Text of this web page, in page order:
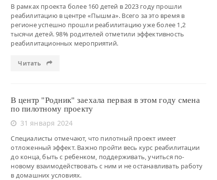
В рамках проекта более 160 детей в 2023 году прошли
реабилитацию в центре «Пышма». Всего за это время в
регионе успешно прошли реабилитацию уже более 1,2
тысячи детей. 98% родителей отметили эффективность
реабилитационных мероприятий.
Читать
В центр "Родник" заехала первая в этом году смена
по пилотному проекту
31 января 2024
Специалисты отмечают, что пилотный проект имеет
отложенный эффект. Важно пройти весь курс реабилитации
до конца, быть с ребенком, поддерживать, учиться по-
новому взаимодействовать с ним и не останавливать работу
в домашних условиях.